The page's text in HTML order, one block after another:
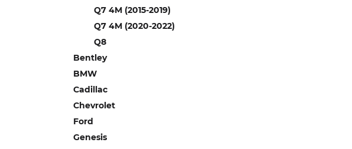
Q7 4M (2015-2019)
Q7 4M (2020-2022)
Q8
Bentley
BMW
Cadillac
Chevrolet
Ford
Genesis